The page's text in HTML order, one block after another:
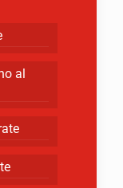
al